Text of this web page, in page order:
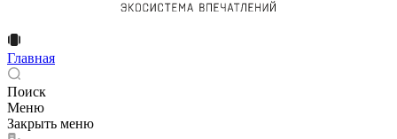
Главная
Поиск
Меню
Закрыть меню